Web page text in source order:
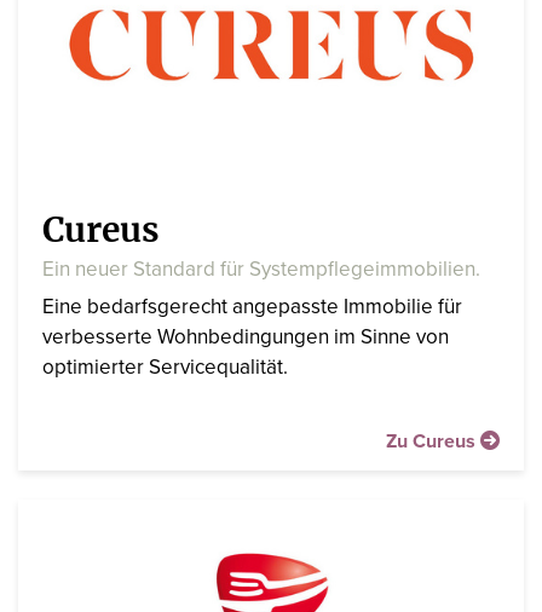
Cureus
Ein neuer Standard für Systempflegeimmobilien.
Eine bedarfsgerecht angepasste Immobilie für
verbesserte Wohnbedingungen im Sinne von
optimierter Servicequalität.
Zu Cureus